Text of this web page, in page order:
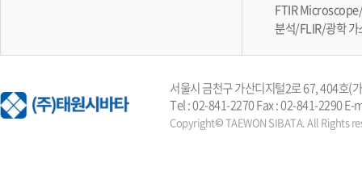
FTIR
분석/FLIR/광학 가
서울시 금천구 가산디지털2로 67, 404호(
Tel : 02-841-2270 Fax : 02-841-2290
Copyright© TAEWON SIBATA. All Rights